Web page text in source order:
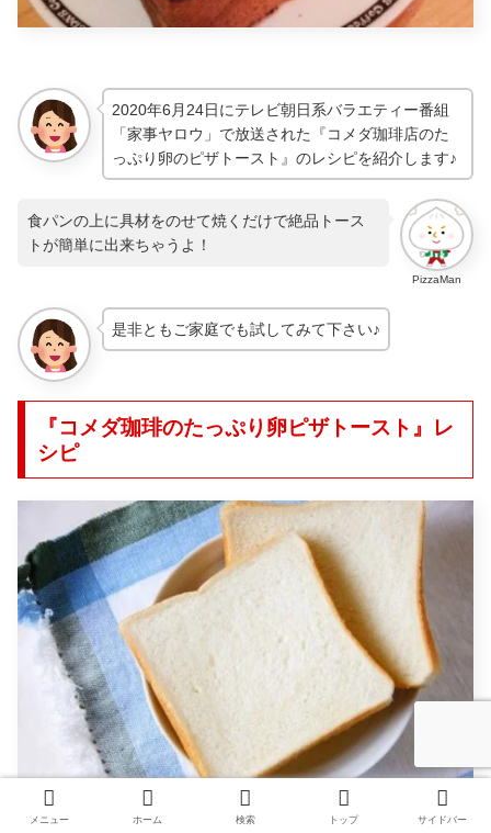
2020年6月24日にテレビ朝日系バラエティー番組
「家事ヤロウ」で放送された『コメダ珈琲店のた
っぷり卵のピザトースト』のレシピを紹介します♪
PizzaMan
食パンの上に具材をのせて焼くだけで絶品トース
トが簡単に出来ちゃうよ！
是非ともご家庭でも試してみて下さい♪
『コメダ珈琲のたっぷり卵ピザトースト』レ
シピ
メニュー ホーム 検索 トップ サイドバー